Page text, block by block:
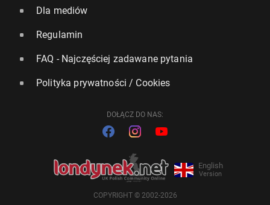
Dla mediów
Regulamin
FAQ - Najczęściej zadawane pytania
Polityka prywatności / Cookies
DOŁĄCZ DO NAS:
English
Version
COPYRIGHT © 2002-2026